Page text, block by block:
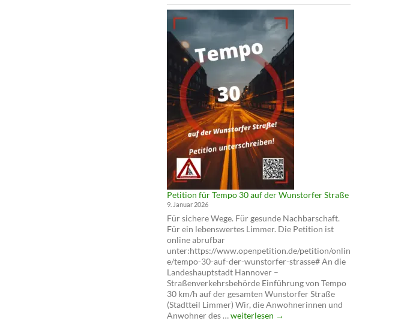
Infoabend:
Cycling
Tempo
30
auf
der
Wunstorfer
Straße
Petition für Tempo 30 auf der Wunstorfer Straße
9. Januar 2026
Für sichere Wege. Für gesunde Nachbarschaft.
Für ein lebenswertes Limmer. Die Petition ist
online abrufbar
unter:https://www.openpetition.de/petition/onlin
e/tempo-30-auf-der-wunstorfer-strasse# An die
Landeshauptstadt Hannover –
Straßenverkehrsbehörde Einführung von Tempo
30 km/h auf der gesamten Wunstorfer Straße
(Stadtteil Limmer) Wir, die Anwohnerinnen und
Anwohner des …Petition
weiterlesen →